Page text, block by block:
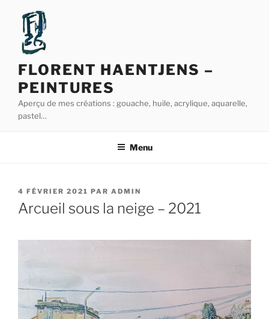
contenu
principal
FLORENT HAENTJENS –
PEINTURES
Aperçu de mes créations : gouache, huile, acrylique, aquarelle,
pastel…
Menu
PUBLIÉ
LE
4 FÉVRIER 2021 PAR ADMIN
Arcueil sous la neige – 2021